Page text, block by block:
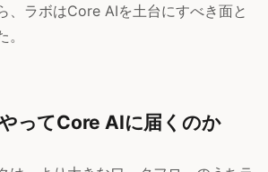
、ラボはCore AIを土台にすべき面と
ってCore AIに届くのか